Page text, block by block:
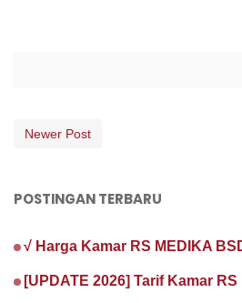
Newer Post
POSTINGAN TERBARU
√ Harga Kamar RS MEDIKA
[UPDATE 2026] Tarif Kamar